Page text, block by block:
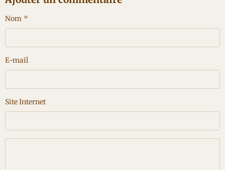
Nom
E-mail
Site Internet